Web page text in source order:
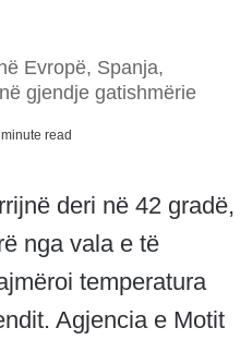
Evropë, Spanja,
gjendje gatishmërie
read
deri në 42 gradë,
nga vala e të
temperatura
Agjencia e Motit